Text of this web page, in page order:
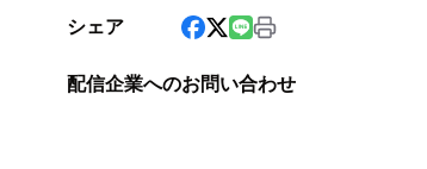
シェア
配信企業へのお問い合わせ